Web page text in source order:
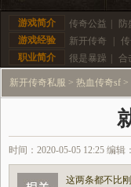
游戏简介 传奇公益 防
游戏经验
新开传奇
职业简介
很是暴躁 合
新开传奇私服 > 热血传奇sf >
时间：2020-05-05 12:25 编辑
这两条都不比